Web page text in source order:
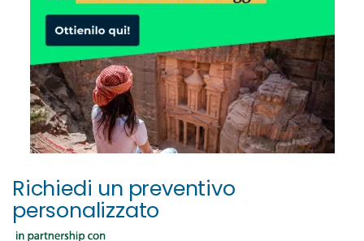
Richiedi un preventivo
personalizzato